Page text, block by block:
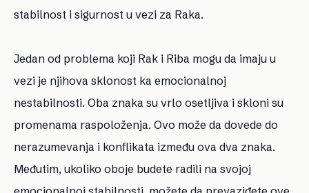
stabilnost i sigurnost u vezi za Raka.
Jedan od problema koji Rak i Riba mogu da imaju u
vezi je njihova sklonost ka emocionalnoj
nestabilnosti. Oba znaka su vrlo osetljiva i skloni su
promenama raspoloženja. Ovo može da dovede do
nerazumevanja i konflikata između ova dva znaka.
Međutim, ukoliko oboje budete radili na svojoj